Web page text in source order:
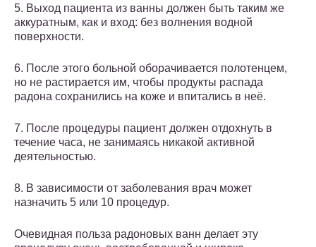
5. Выход пациента из ванны должен быть таким же
аккуратным, как и вход: без волнения водной
поверхности.
6. После этого больной оборачивается полотенцем,
но не растирается им, чтобы продукты распада
радона сохранились на коже и впитались в неё.
7. После процедуры пациент должен отдохнуть в
течение часа, не занимаясь никакой активной
деятельностью.
8. В зависимости от заболевания врач может
назначить 5 или 10 процедур.
Очевидная польза радоновых ванн делает эту